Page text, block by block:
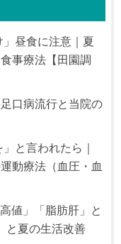
」昼食に注意｜夏
事療法【田園調
口病流行と当院の
と言われたら｜
動療法（血圧・血
値」「脂肪肝」と
と夏の生活改善